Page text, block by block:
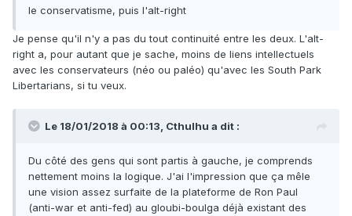
le conservatisme, puis l'alt-right
Je pense qu'il n'y a pas du tout continuité entre les deux. L'alt-
right a, pour autant que je sache, moins de liens intellectuels
avec les conservateurs (néo ou paléo) qu'avec les South Park
Libertarians, si tu veux.
Le 18/01/2018 à 00:13, Cthulhu a dit :
Du côté des gens qui sont partis à gauche, je comprends
nettement moins la logique. J'ai l'impression que ça mêle
une vision assez surfaite de la plateforme de Ron Paul
(anti-war et anti-fed) au gloubi-boulga déjà existant des